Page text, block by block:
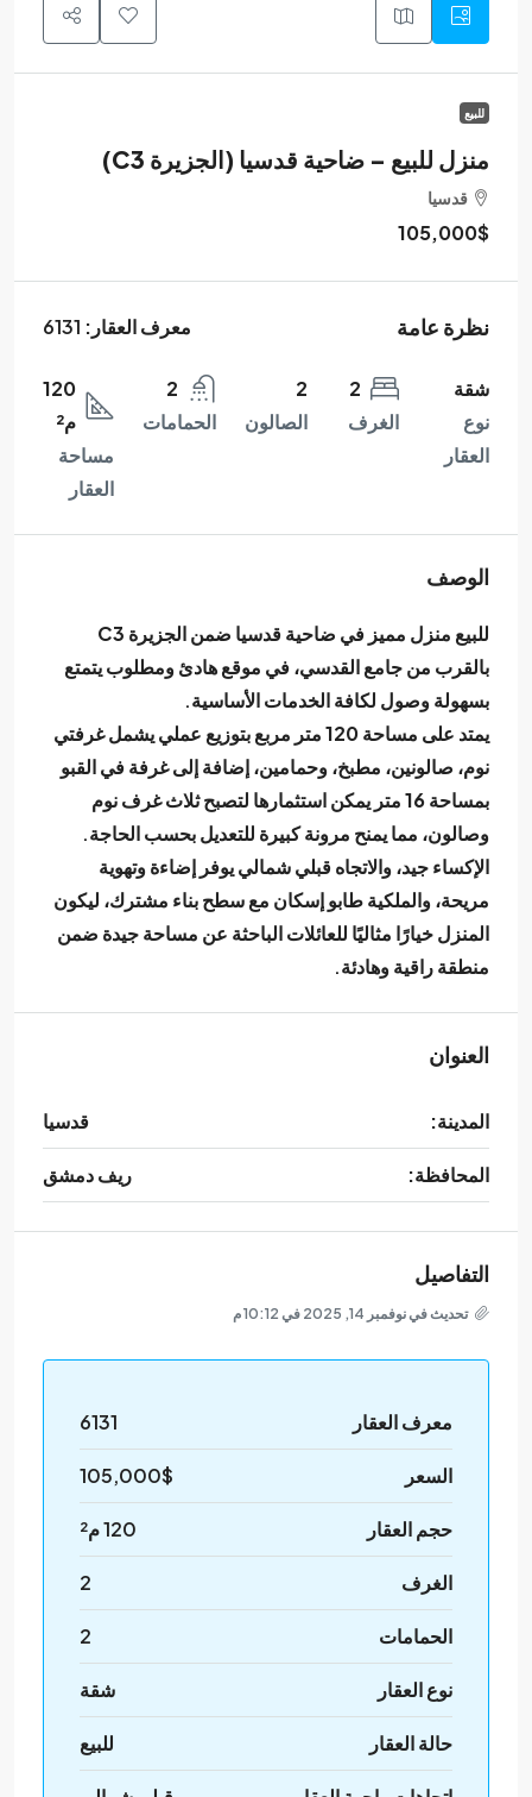
للبيع
منزل للبيع – ضاحية قدسيا (الجزيرة C3)
قدسيا
105,000$
نظرة عامة معرف العقار:
شقة
نوع
العقار
2
الغرف
2
الصالون
2
الحمامات
120
م²
مساحة
العقار
الوصف
للبيع منزل مميز في ضاحية قدسيا ضمن الجزيرة C3
بالقرب منجامع القدسي، في موقع هادئ ومطلوب يتمتع
بسهولة وصول لكافة الخدمات الأساسية.
يمتد على مساحة120 متر مربع
بتوزيع عملي يشمل غرفتي
نوم، صالونين، مطبخ، وحمامين، إضافة إلىغرفة في القبو
بمساحة 16 متر
يمكن استثمارها لتصبح ثلاث غرف نوم
وصالون، مما يمنح مرونة كبيرة للتعديل بحسب الحاجة.
الإكساء جيد، والاتجاهقبلي شمالييوفر إضاءة وتهوية
مريحة، والملكيةطابو إسكان مع سطح بناء مشترك، ليكون
المنزل خيارًا مثاليًا للعائلات الباحثة عن مساحة جيدة ضمن
منطقة راقية وهادئة.
العنوان
المدينة: قدسيا
المحافظة: ريف دمشق
التفاصيل
تحديث في نوفمبر 14, 2025 في 10:12 م
معرف العقار 6131
السعر 105,000$
حجم العقار 120 م²
الغرف 2
الحمامات 2
نوع العقار شقة
حالة العقار للبيع